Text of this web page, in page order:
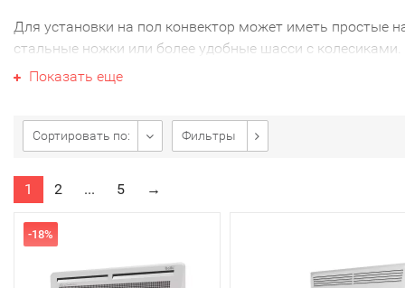
Для установки на пол конвектор может иметь простые
стальные ножки или более удобные шасси с колесиками.
зависимости от исполнения ножки идут в комплекте с
Практически все напольные модели конвекторов имеют
встроенный в корпус терморегулятор для управления и
помощью крутящейся ручки (в механических моделях)
автоматически будет ее поддерживать. Датчик
необходимости.
Показать еще
Сортировать по: Фильтры
1 2 ... 5 →
-18%